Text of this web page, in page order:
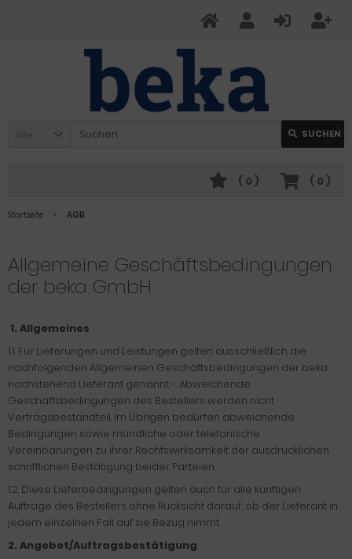
Alle SUCHEN
( 0 )
( 0 )
Startseite AGB
Allgemeine Geschäftsbedingungen
der beka GmbH
1. Allgemeines
1.1. Für Lieferungen und Leistungen gelten ausschließlich die
nachfolgenden Allgemeinen Geschäftsbedingungen der beka
nachstehend Lieferant genannt -. Abweichende
Geschäftsbedingungen des Bestellers werden nicht
Vertragsbestandteil. Im Übrigen bedürfen abweichende
Bedingungen sowie mündliche oder telefonische
Vereinbarungen zu ihrer Rechtswirksamkeit der ausdrücklichen
schriftlichen Bestätigung beider Parteien.
1.2. Diese Lieferbedingungen gelten auch für alle künftigen
Aufträge des Bestellers ohne Rücksicht darauf, ob der Lieferant in
jedem einzelnen Fall auf sie Bezug nimmt.
2. Angebot/Auftragsbestätigung